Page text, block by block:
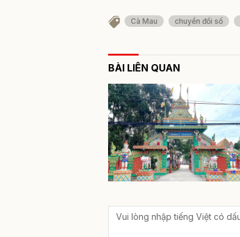
Cà Mau chuyển đổi số
BÀI LIÊN QUAN